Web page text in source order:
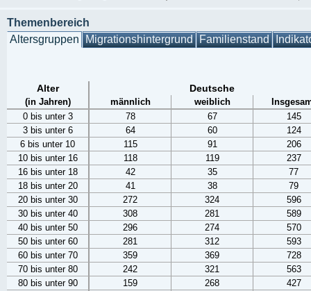
Themenbereich
Altersgruppen Migrationshintergrund Familienstand
Alter Deutsche
(in Jahren) männlich weiblich
0 bis unter 3
78 67
145
3 bis unter 6
64 60
124
6 bis unter 10
115 91
206
10 bis unter 16
118 119
237
16 bis unter 18
42 35
77
18 bis unter 20
41 38
79
20 bis unter 30
272 324
596
30 bis unter 40
308 281
589
40 bis unter 50
296 274
570
50 bis unter 60
281 312
593
60 bis unter 70
359 369
728
70 bis unter 80
242 321
563
80 bis unter 90
159 268
427